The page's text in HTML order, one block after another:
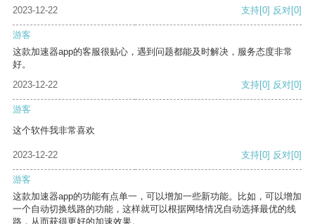
2023-12-22 支持[0] 反对[0]
游客
这款加速器app的客服很贴心，遇到问题都能及时解决，服务态度非常
好。
2023-12-22
支持[0] 反对[0]
游客
这个软件我非常喜欢
2023-12-22 支持[0] 反对[0]
游客
这款加速器app的功能有点单一，可以增加一些新功能。比如，可以增加
一个自动切换线路的功能，这样就可以根据网络情况自动选择最优的线
路，从而获得更好的加速效果。